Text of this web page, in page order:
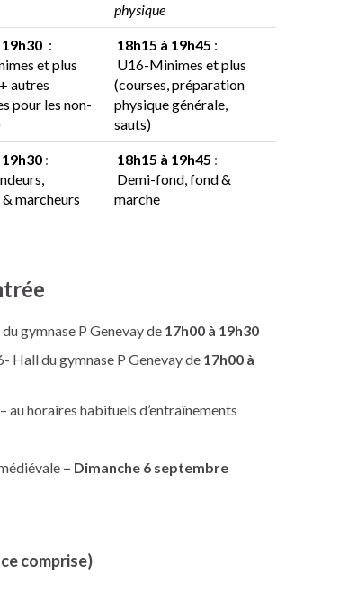
physique
:
et plus
autres
pour les non-
18h15 à 19h45 :
U16-Minimes et plus
(courses, préparation
physique générale,
sauts)
:
marcheurs
18h15 à 19h45 :
Demi-fond, fond &
marche
gymnase P Genevay de 17h00 à 19h30
Hall du gymnase P Genevay de 17h00 à
– au horaires habituels d’entraînements
– Dimanche 6 septembre
comprise)